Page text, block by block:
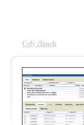
Celý článek